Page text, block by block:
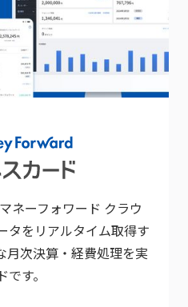
ネーフォワード クラウ
タをリアルタイム取得す
月次決算・経費処理を実
す。